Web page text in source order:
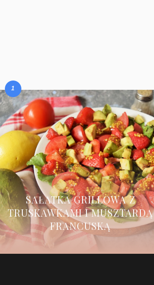
SAŁATKA GRILLOWA Z
TRUSKAWKAMI I MUSZTARDĄ
FRANCUSKĄ